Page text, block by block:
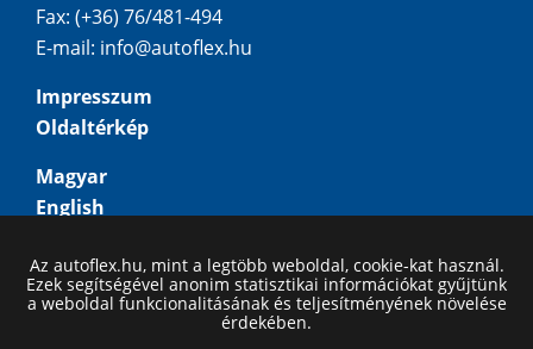
Fax: (+36) 76/481-494
E-mail: info@autoflex.hu
Impresszum
Oldaltérkép
Magyar
English
Русский
Az autoflex.hu, mint a legtöbb weboldal, cookie-kat használ.
Ezek segítségével anonim statisztikai információkat gyűjtünk
a weboldal funkcionalitásának és teljesítményének növelése
érdekében.